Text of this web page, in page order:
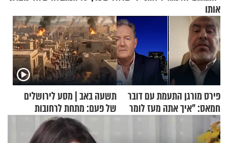
אותו
פירס מורגן התעמת עם דובר
חמאס: "איך אתה מעז לומר
שלא ביצעתם פשעי מלחמה?!"
תשעה באב | מסע לירושלים
של פעם: מתחת לרחובות